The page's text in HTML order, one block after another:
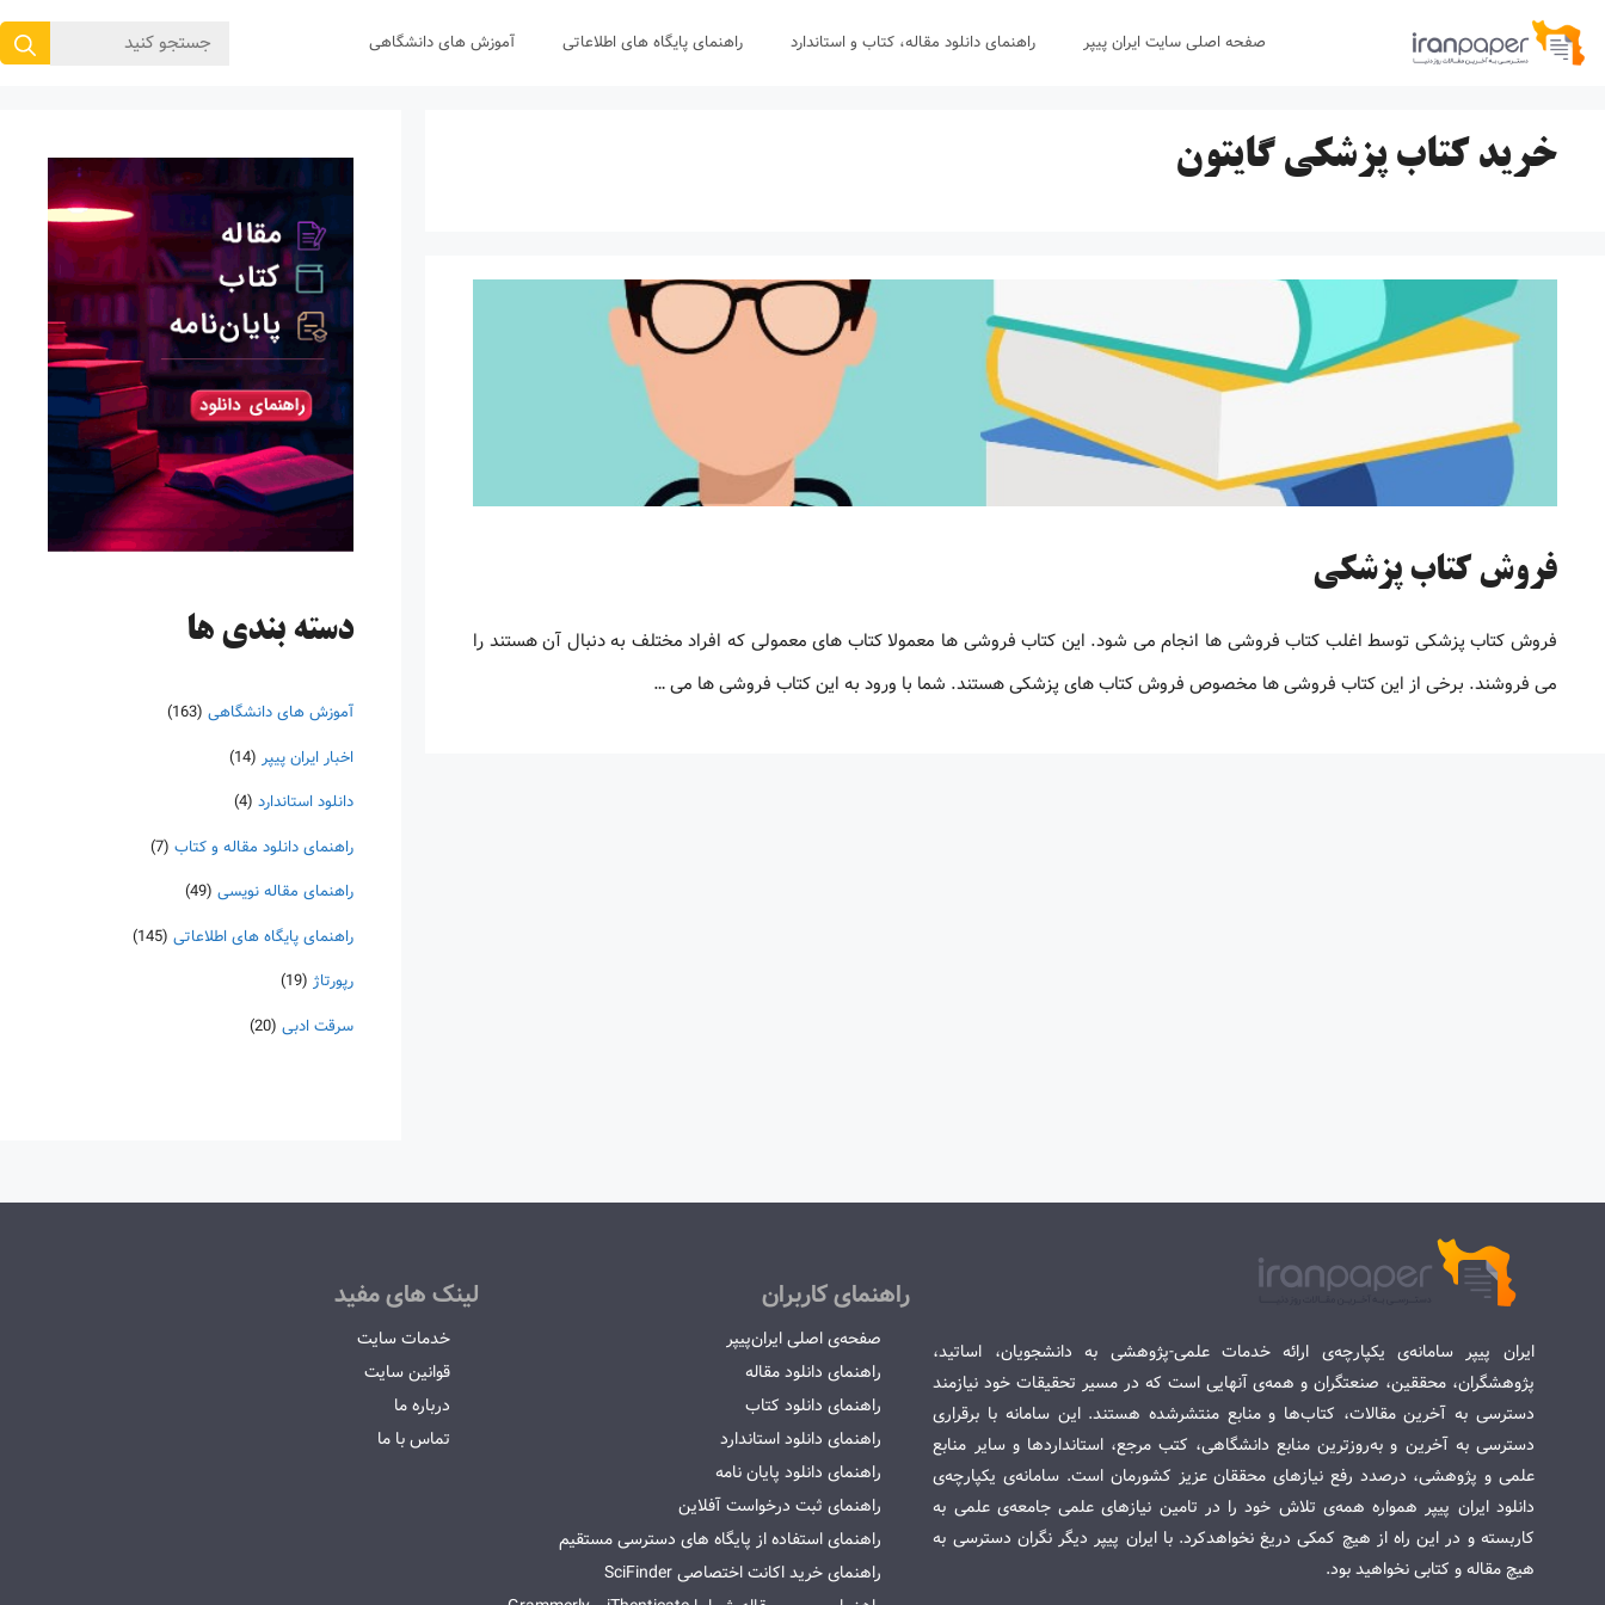
پرش
صفحه اصلی سایت ایران پیپر راهنمای دانلود مقاله، کتاب و استاندارد راهنمای پایگاه های اطلاعاتی آموزش های دانشگاهی
جستجوی
خرید کتاب پزشکی گایتون
فروش کتاب پزشکی
فروش کتاب پزشکی توسط اغلب کتاب فروشی ها انجام می شود. این کتاب فروشی ها معمولا کتاب های معمولی که افراد مختلف به دنبال آن هستند را
می فروشند. برخی از این کتاب فروشی ها مخصوص فروش کتاب های پزشکی هستند. شما با ورود به این کتاب فروشی ها می …
دسته‌ بندی ها
آموزش های دانشگاهی (163)
اخبار ایران پیپر (14)
دانلود استاندارد (4)
راهنمای دانلود مقاله و کتاب (7)
راهنمای مقاله نویسی (49)
راهنمای پایگاه های اطلاعاتی (145)
رپورتاژ (19)
سرقت ادبی (20)
ایران پیپر سامانه‌ی یکپارچه‌ی ارائه خدمات علمی-پژوهشی به دانشجویان، اساتید،
پژوهشگران، محققین، صنعتگران و همه‌ی آنهایی است که در مسیر تحقیقات خود نیازمند
دسترسی به آخرین مقالات، کتاب‌ها و منابع منتشرشده هستند. این سامانه با برقراری
دسترسی به آخرین و به‌روزترین منابع دانشگاهی، کتب مرجع، استانداردها و سایر منابع
علمی و پژوهشی، درصدد رفع نیازهای محققان عزیز کشورمان است. سامانه‌ی یکپارچه‌ی
دانلود ایران پیپر همواره همه‌ی تلاش خود را در تامین نیازهای علمی جامعه‌ی علمی به
کاربسته و در این راه از هیچ کمکی دریغ نخواهدکرد. با ایران پیپر دیگر نگران دسترسی به
هیچ مقاله و کتابی نخواهید بود.
راهنمای کاربران
صفحه‌ی اصلی ایران‌پیپر
راهنمای دانلود مقاله
راهنمای دانلود کتاب
راهنمای دانلود استاندارد
راهنمای دانلود پایان نامه
راهنمای ثبت درخواست آفلاین
راهنمای استفاده از پایگاه های دسترسی مستقیم
راهنمای خرید اکانت اختصاصی SciFinder
لینک های مفید
خدمات سایت
قوانین سایت
درباره ما
تماس با ما